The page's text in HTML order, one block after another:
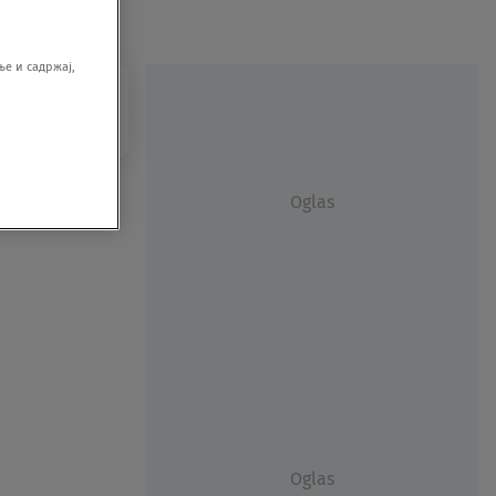
Oglas
Oglas
и садржај,